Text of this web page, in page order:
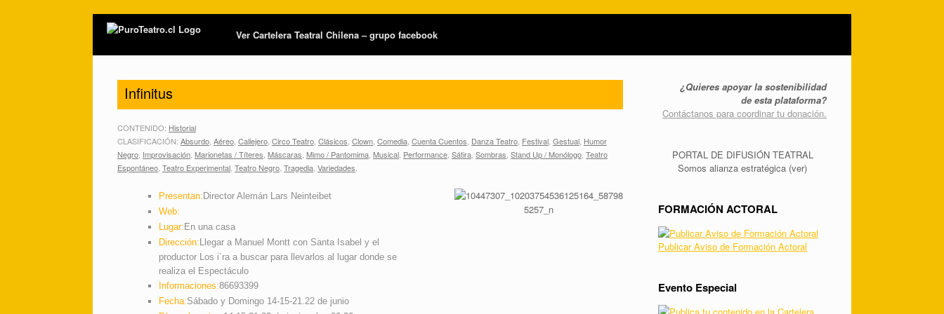
Ver Cartelera Teatral Chilena – grupo facebook
Infinitus
CONTENIDO: Historial
CLASIFICACIÓN: Absurdo Aéreo Callejero Circo Teatro Clásicos Clown Comedia Cuenta Cuentos Danza Teatro Festival Gestual Humor
Negro Improvisación Marionetas / Títeres Máscaras Mimo / Pantomima Musical Performance Sátira Sombras Stand Up / Monólogo Teatro
Espontáneo Teatro Experimental Teatro Negro Tragedia Variedades
Presentan:Director Alemán Lars Neinteibet
Web:
Lugar:En una casa
Dirección:Llegar a Manuel Montt con Santa Isabel y el
productor Los i´ra a buscar para llevarlos al lugar donde se
realiza el Espectáculo
Informaciones:86693399
Fecha:Sábado y Domingo 14-15-21.22 de junio
¿Quieres apoyar la sostenibilidad
de esta plataforma?
Contáctanos para coordinar tu donación.
PORTAL DE DIFUSIÓN TEATRAL
Somos alianza estratégica (ver)
FORMACIÓN ACTORAL
Publicar Aviso de Formación Actoral
Evento Especial